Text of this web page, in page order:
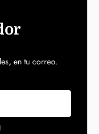
en tu correo.